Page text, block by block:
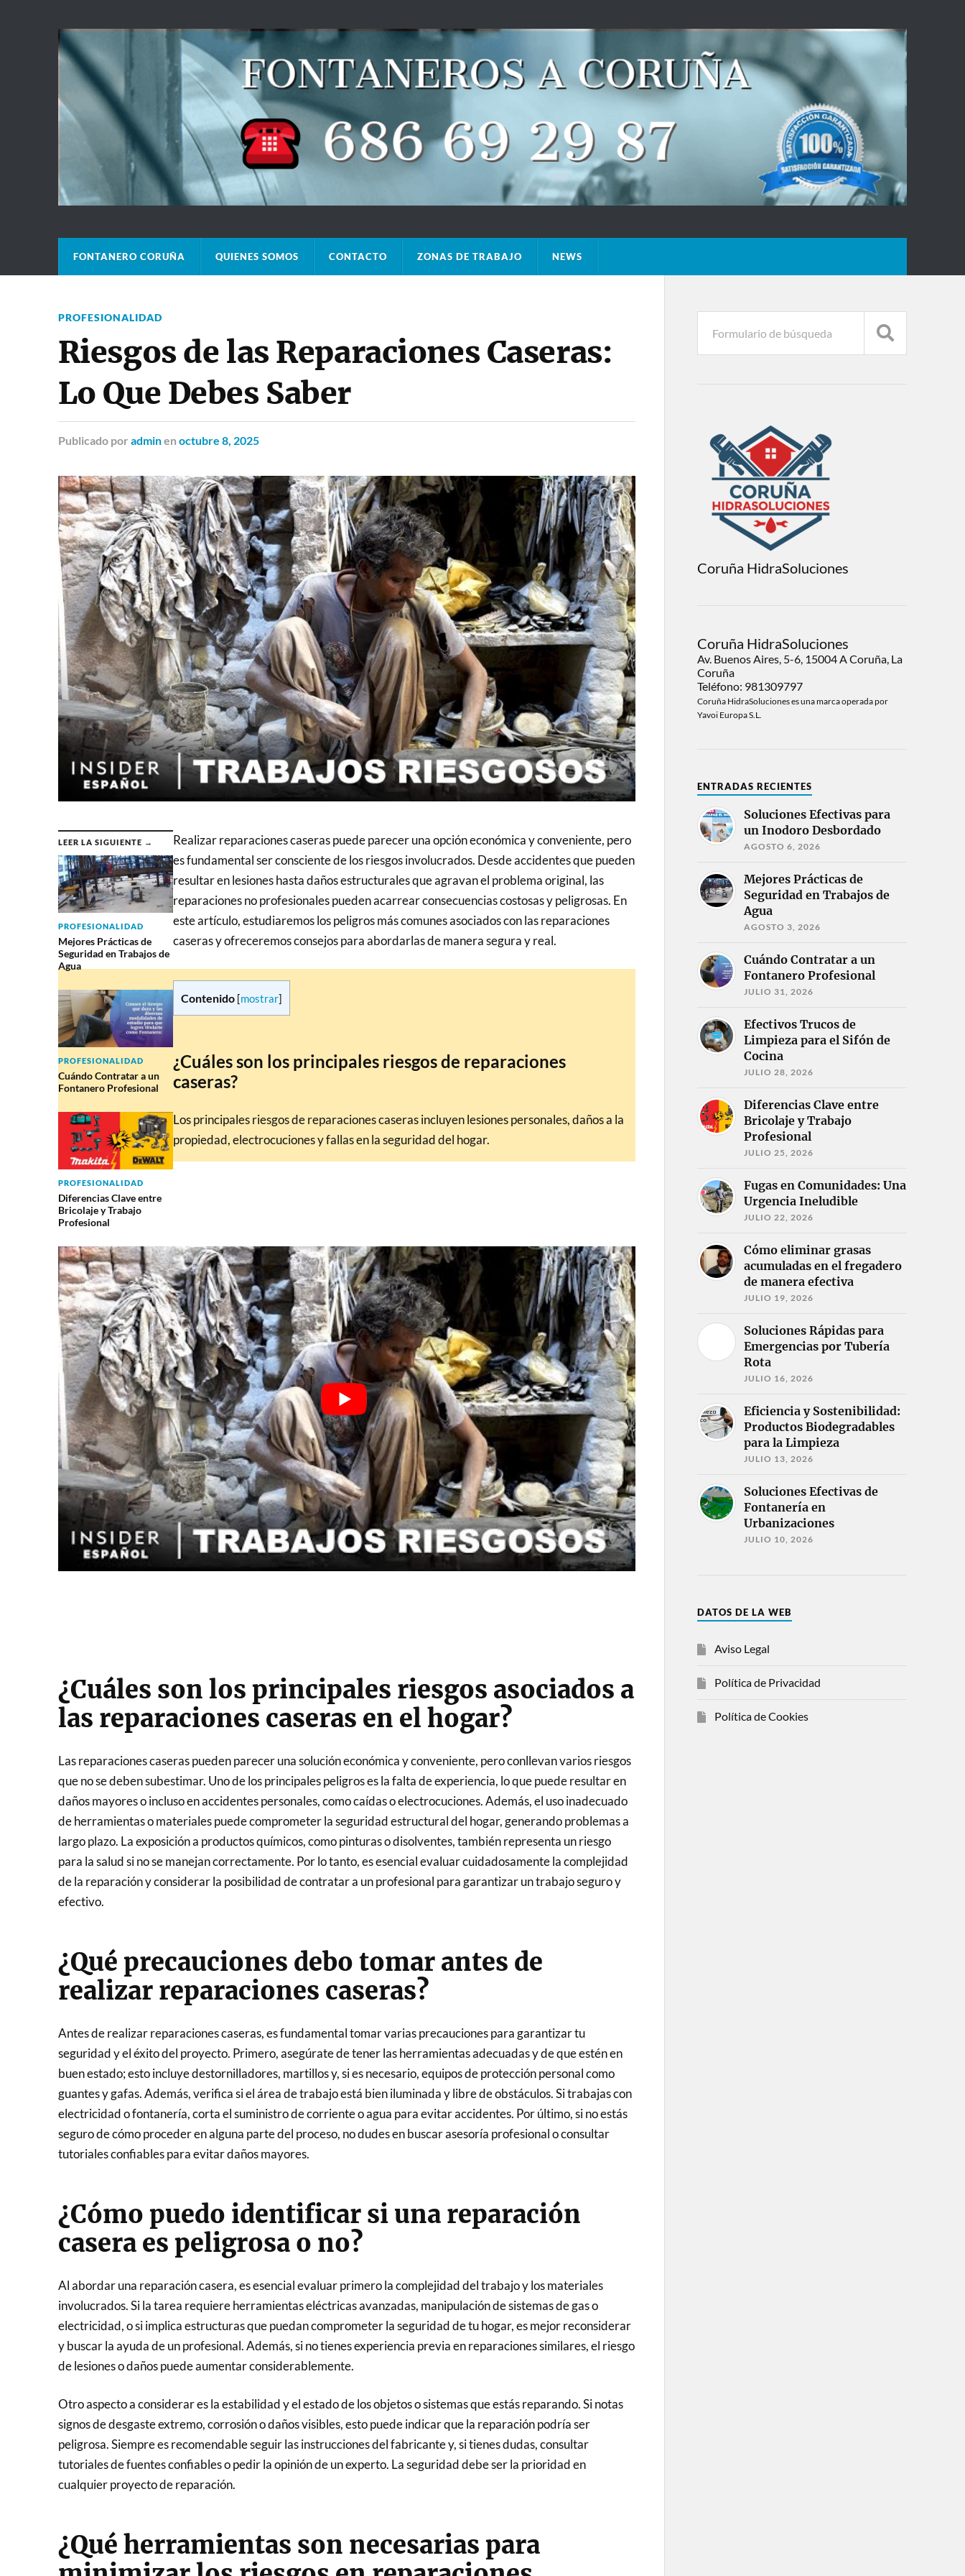
FONTANERO CORUÑA QUIENES SOMOS CONTACTO ZONAS DE TRABAJO NEWS
PROFESIONALIDAD
Riesgos de las Reparaciones Caseras:
Lo Que Debes Saber
Publicado por adminen octubre 8, 2025
LEER LA SIGUIENTE →
PROFESIONALIDAD
Mejores Prácticas de
Seguridad en Trabajos de
Agua
PROFESIONALIDAD
Cuándo Contratar a un
Fontanero Profesional
PROFESIONALIDAD
Diferencias Clave entre
Bricolaje y Trabajo
Profesional
Realizar reparaciones caseras puede parecer una opción económica y conveniente, pero
es fundamental ser consciente de los riesgos involucrados. Desde accidentes que pueden
resultar en lesiones hasta daños estructurales que agravan el problema original, las
reparaciones no profesionales pueden acarrear consecuencias costosas y peligrosas. En
este artículo, estudiaremos los peligros más comunes asociados con las reparaciones
caseras y ofreceremos consejos para abordarlas de manera segura y real.
Contenido [mostrar]
¿Cuáles son los principales riesgos de reparaciones
caseras?
Los principales riesgos de reparaciones caseras incluyen lesiones personales, daños a la
propiedad, electrocuciones y fallas en la seguridad del hogar.
¿Cuáles son los principales riesgos asociados a
las reparaciones caseras en el hogar?
Las reparaciones caseras pueden parecer una solución económica y conveniente, pero conllevan varios riesgos
que no se deben subestimar. Uno de los principales peligros es la falta de experiencia, lo que puede resultar en
daños mayores o incluso en accidentes personales, como caídas o electrocuciones. Además, el uso inadecuado
de herramientas o materiales puede comprometer la seguridad estructural del hogar, generando problemas a
largo plazo. La exposición a productos químicos, como pinturas o disolventes, también representa un riesgo
para la salud si no se manejan correctamente. Por lo tanto, es esencial evaluar cuidadosamente la complejidad
de la reparación y considerar la posibilidad de contratar a un profesional para garantizar un trabajo seguro y
efectivo.
¿Qué precauciones debo tomar antes de
realizar reparaciones caseras?
Antes de realizar reparaciones caseras, es fundamental tomar varias precauciones para garantizar tu
seguridad y el éxito del proyecto. Primero, asegúrate de tener las herramientas adecuadas y de que estén en
buen estado; esto incluye destornilladores, martillos y, si es necesario, equipos de protección personal como
guantes y gafas. Además, verifica si el área de trabajo está bien iluminada y libre de obstáculos. Si trabajas con
electricidad o fontanería, corta el suministro de corriente o agua para evitar accidentes. Por último, si no estás
seguro de cómo proceder en alguna parte del proceso, no dudes en buscar asesoría profesional o consultar
tutoriales confiables para evitar daños mayores.
¿Cómo puedo identificar si una reparación
casera es peligrosa o no?
Al abordar una reparación casera, es esencial evaluar primero la complejidad del trabajo y los materiales
involucrados. Si la tarea requiere herramientas eléctricas avanzadas, manipulación de sistemas de gas o
electricidad, o si implica estructuras que puedan comprometer la seguridad de tu hogar, es mejor reconsiderar
y buscar la ayuda de un profesional. Además, si no tienes experiencia previa en reparaciones similares, el riesgo
de lesiones o daños puede aumentar considerablemente.
Otro aspecto a considerar es la estabilidad y el estado de los objetos o sistemas que estás reparando. Si notas
signos de desgaste extremo, corrosión o daños visibles, esto puede indicar que la reparación podría ser
peligrosa. Siempre es recomendable seguir las instrucciones del fabricante y, si tienes dudas, consultar
tutoriales de fuentes confiables o pedir la opinión de un experto. La seguridad debe ser la prioridad en
cualquier proyecto de reparación.
¿Qué herramientas son necesarias para
Coruña HidraSoluciones
Coruña HidraSoluciones
Av. Buenos Aires, 5-6, 15004 A Coruña, La
Coruña
Teléfono: 981309797
Coruña HidraSoluciones es una marca operada por
Yavoi Europa S.L.
ENTRADAS RECIENTES
Soluciones Efectivas para
un Inodoro Desbordado
AGOSTO 6, 2026
Mejores Prácticas de
Seguridad en Trabajos de
Agua
AGOSTO 3, 2026
Cuándo Contratar a un
Fontanero Profesional
JULIO 31, 2026
Efectivos Trucos de
Limpieza para el Sifón de
Cocina
JULIO 28, 2026
Diferencias Clave entre
Bricolaje y Trabajo
Profesional
JULIO 25, 2026
Fugas en Comunidades: Una
Urgencia Ineludible
JULIO 22, 2026
Cómo eliminar grasas
acumuladas en el fregadero
de manera efectiva
JULIO 19, 2026
Soluciones Rápidas para
Emergencias por Tubería
Rota
JULIO 16, 2026
Eficiencia y Sostenibilidad:
Productos Biodegradables
para la Limpieza
JULIO 13, 2026
Soluciones Efectivas de
Fontanería en
Urbanizaciones
JULIO 10, 2026
DATOS DE LA WEB
Aviso Legal
Política de Privacidad
Política de Cookies